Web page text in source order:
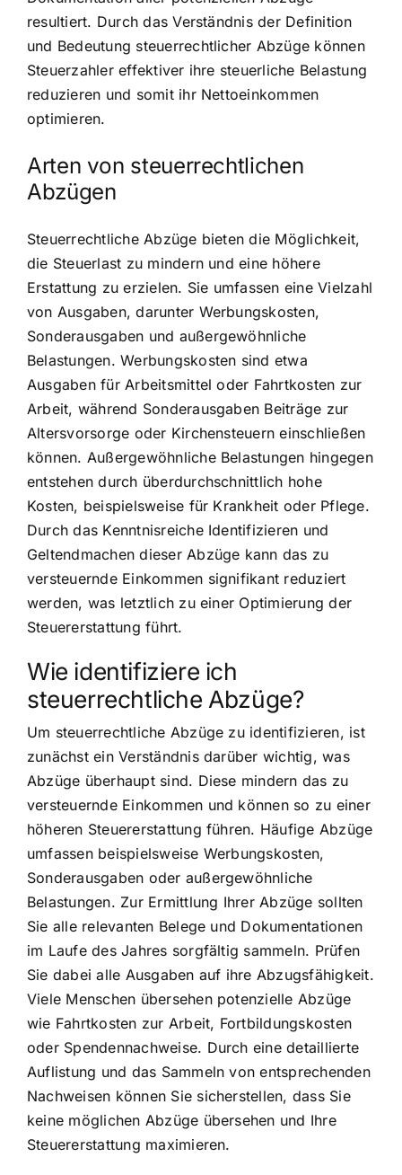
resultiert. Durch das Verständnis der Definition
und Bedeutung steuerrechtlicher Abzüge können
Steuerzahler effektiver ihre steuerliche Belastung
reduzieren und somit ihr Nettoeinkommen
optimieren.
Arten von steuerrechtlichen
Abzügen
Steuerrechtliche Abzüge bieten die Möglichkeit,
die Steuerlast zu mindern und eine höhere
Erstattung zu erzielen. Sie umfassen eine Vielzahl
von Ausgaben, darunter Werbungskosten,
Sonderausgaben und außergewöhnliche
Belastungen. Werbungskosten sind etwa
Ausgaben für Arbeitsmittel oder Fahrtkosten zur
Arbeit, während Sonderausgaben Beiträge zur
Altersvorsorge oder Kirchensteuern einschließen
können. Außergewöhnliche Belastungen hingegen
entstehen durch überdurchschnittlich hohe
Kosten, beispielsweise für Krankheit oder Pflege.
Durch das Kenntnisreiche Identifizieren und
Geltendmachen dieser Abzüge kann das zu
versteuernde Einkommen signifikant reduziert
werden, was letztlich zu einer Optimierung der
Steuererstattung führt.
Wie identifiziere ich
steuerrechtliche Abzüge?
Um steuerrechtliche Abzüge zu identifizieren, ist
zunächst ein Verständnis darüber wichtig, was
Abzüge überhaupt sind. Diese mindern das zu
versteuernde Einkommen und können so zu einer
höheren Steuererstattung führen. Häufige Abzüge
umfassen beispielsweise Werbungskosten,
Sonderausgaben oder außergewöhnliche
Belastungen. Zur Ermittlung Ihrer Abzüge sollten
Sie alle relevanten Belege und Dokumentationen
im Laufe des Jahres sorgfältig sammeln. Prüfen
Sie dabei alle Ausgaben auf ihre Abzugsfähigkeit.
Viele Menschen übersehen potenzielle Abzüge
wie Fahrtkosten zur Arbeit, Fortbildungskosten
oder Spendennachweise. Durch eine detaillierte
Auflistung und das Sammeln von entsprechenden
Nachweisen können Sie sicherstellen, dass Sie
keine möglichen Abzüge übersehen und Ihre
Steuererstattung maximieren.